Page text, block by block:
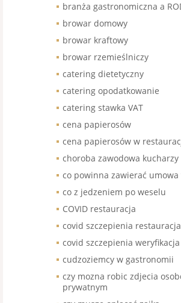
branża gastronomiczna a
browar domowy
browar kraftowy
browar rzemieślniczy
catering dietetyczny
catering opodatkowanie
catering stawka VAT
cena papierosów
cena papierosów w
choroba zawodowa kucharzy
co powinna zawierać umowa
co z jedzeniem po weselu
COVID restauracja
covid szczepienia restauracja
covid szczepienia weryfikacja
cudzoziemcy w gastronomii
czy mozna robic zdjecia
prywatnym